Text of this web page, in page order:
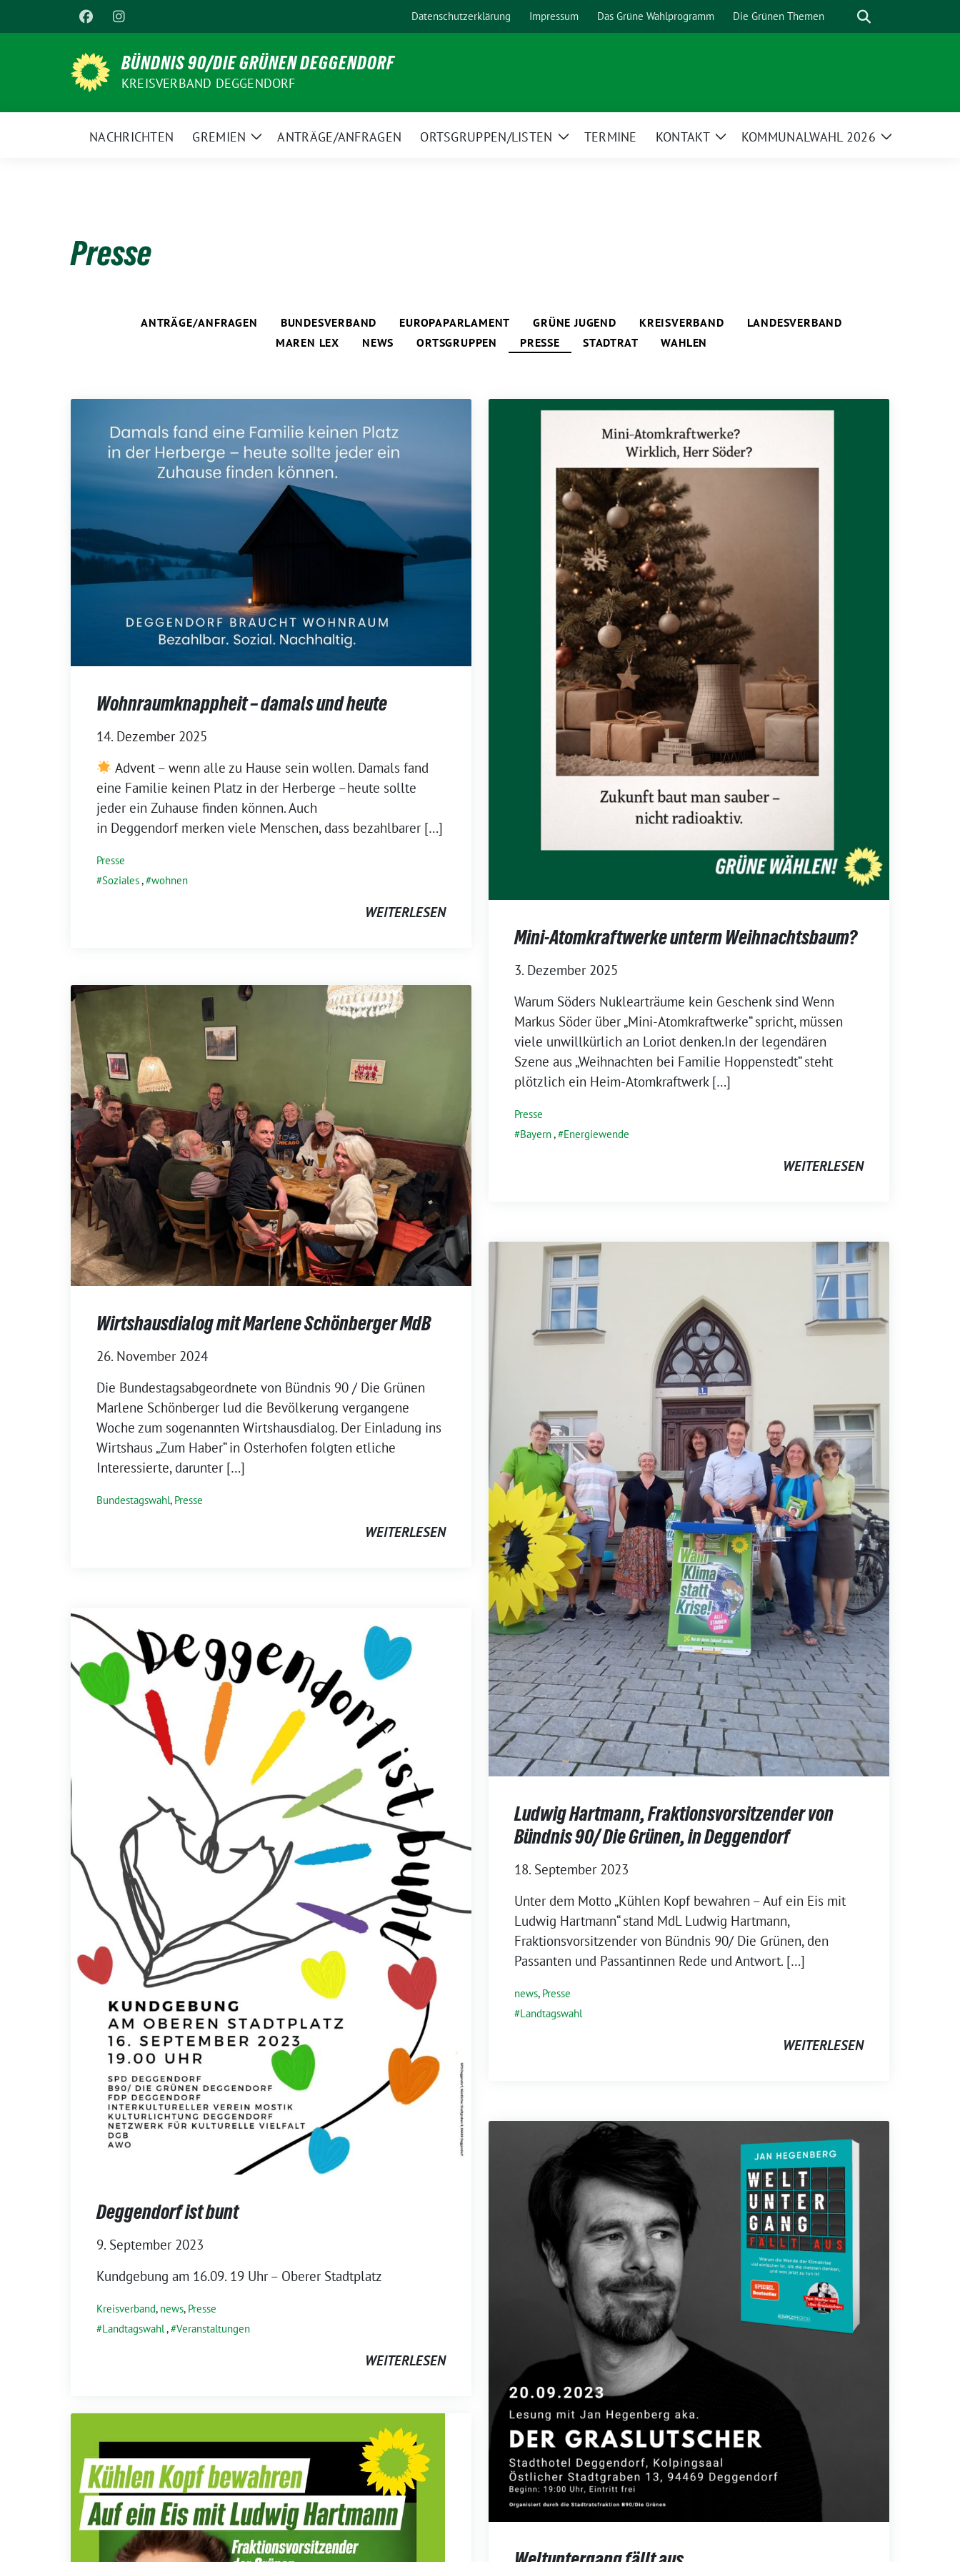
zum
Datenschutzerklärung Impressum Das Grüne Wahlprogramm Die Grünen Themen Suche
BÜNDNIS 90/DIE GRÜNEN DEGGENDORF
KREISVERBAND DEGGENDORF
NACHRICHTEN GREMIEN
ZeigeANTRÄGE/ANFRAGEN ORTSGRUPPEN/LISTEN
ZeigeTERMINE KONTAKT
ZeigeKOMMUNALWAHL 2026
Zeige
Presse
ANTRÄGE/ANFRAGEN BUNDESVERBAND EUROPAPARLAMENT GRÜNE JUGEND KREISVERBAND
LANDESVERBAND
MAREN LEX
NEWS ORTSGRUPPEN PRESSE STADTRAT WAHLEN
Wohnraumknappheit – damals und heute
14. Dezember 2025
Advent – wenn alle zu Hause sein wollen. Damals fand
eine Familie keinen Platz in der Herberge –heute sollte
jeder ein Zuhause finden können. Auch
in Deggendorf merken viele Menschen, dass bezahlbarer […]
Presse
Soziales, wohnen
WEITERLESEN
Mini-Atomkraftwerke unterm Weihnachtsbaum?
3. Dezember 2025
Warum Söders Nuklearträume kein Geschenk sind Wenn
Markus Söder über „Mini-Atomkraftwerke“ spricht, müssen
viele unwillkürlich an Loriot denken.In der legendären
Szene aus „Weihnachten bei Familie Hoppenstedt“ steht
plötzlich ein Heim-Atomkraftwerk […]
Presse
Bayern, Energiewende
WEITERLESEN
Wirtshausdialog mit Marlene Schönberger MdB
26. November 2024
Die Bundestagsabgeordnete von Bündnis 90 / Die Grünen
Marlene Schönberger lud die Bevölkerung vergangene
Woche zum sogenannten Wirtshausdialog. Der Einladung ins
Wirtshaus „Zum Haber“ in Osterhofen folgten etliche
Interessierte, darunter […]
Bundestagswahl, Presse
WEITERLESEN
Ludwig Hartmann, Fraktionsvorsitzender von
Bündnis 90/ Die Grünen, in Deggendorf
18. September 2023
Unter dem Motto „Kühlen Kopf bewahren – Auf ein Eis mit
Ludwig Hartmann“ stand MdL Ludwig Hartmann,
Fraktionsvorsitzender von Bündnis 90/ Die Grünen, den
Passanten und Passantinnen Rede und Antwort. […]
news, Presse
Landtagswahl
WEITERLESEN
Deggendorf ist bunt
9. September 2023
Kundgebung am 16.09. 19 Uhr – Oberer Stadtplatz
Kreisverband, news, Presse
Landtagswahl, Veranstaltungen
WEITERLESEN